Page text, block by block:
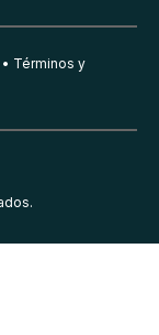
Términos y